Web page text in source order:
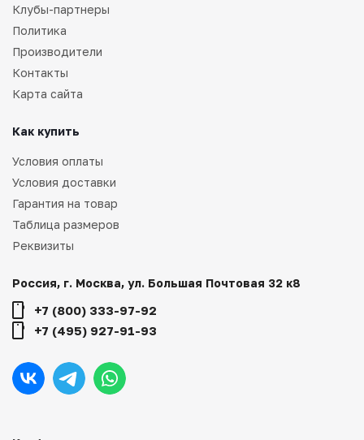
Клубы-партнеры
Политика
Производители
Контакты
Карта сайта
Как купить
Условия оплаты
Условия доставки
Гарантия на товар
Таблица размеров
Реквизиты
Россия, г. Москва, ул. Большая Почтовая 32 к8
+7 (800) 333-97-92
+7 (495) 927-91-93